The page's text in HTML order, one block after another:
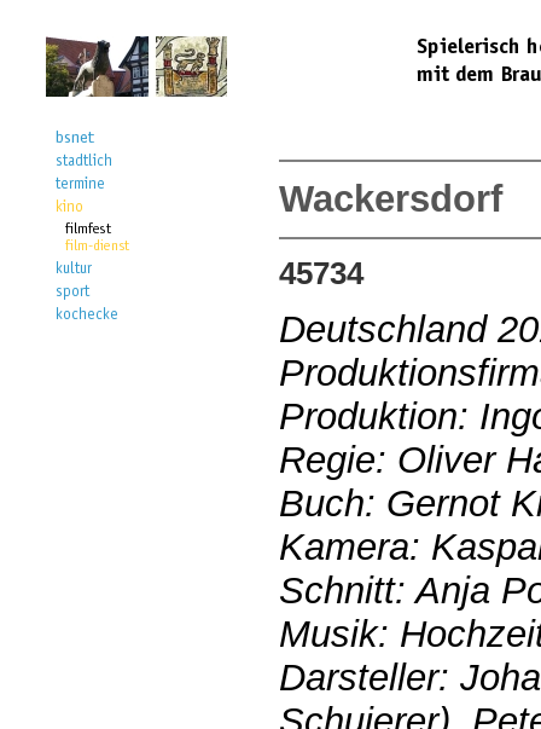
Wackersdorf
45734
Deutschland
Produktion:
Regie: Oliver
Buch: Gernot
Kamera:
Schnitt: Anja
Musik:
Darsteller:
Schuierer),